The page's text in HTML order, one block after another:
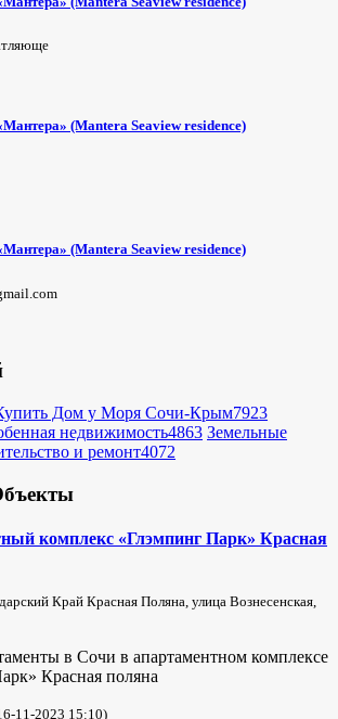
(Mantera Seaview rеsidence)
(Mantera Seaview rеsidence)
Дом у Моря Сочи-Крым7923
недвижимость4863 Земельные
и ремонт4072
комплекс «Глэмпинг Парк» Красная
Край Красная Поляна, улица Вознесенская,
в Сочи в апартаментном комплексе
Красная поляна
11-2023 15:10)